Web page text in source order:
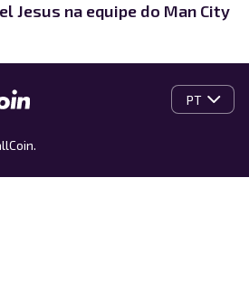
Jesus na equipe do Man City
PT